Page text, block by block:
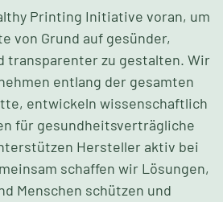
Printing Initiative voran, um
von Grund auf gesünder,
transparenter zu gestalten. Wir
entlang der gesamten
entwickeln wissenschaftlich
für gesundheitsverträgliche
Hersteller aktiv bei
schaffen wir Lösungen,
Menschen schützen und